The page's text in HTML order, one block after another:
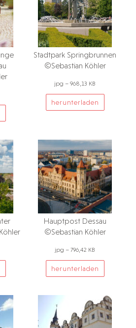
Stadtpark Springbrunnen
©Sebastian Köhler
jpg – 968,13 KB
herunterladen
Hauptpost Dessau
©Sebastian Köhler
jpg – 796,42 KB
herunterladen